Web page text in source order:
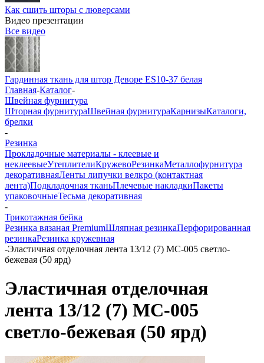
Как сшить шторы с люверсами
Видео презентации
Все видео
Гардинная ткань для штор Деворе ES10-37 белая
Главная-Каталог-
Швейная фурнитура
Шторная фурнитураШвейная фурнитураКарнизыКаталоги,
брелки
-
Резинка
Прокладочные материалы - клеевые и
неклеевыеУтеплителиКружевоРезинкаМеталлофурнитура
декоративнаяЛенты липучки велкро (контактная
лента)Подкладочная тканьПлечевые накладкиПакеты
упаковочныеТесьма декоративная
-
Трикотажная бейка
Резинка вязаная PremiumШляпная резинкаПерфорированная
резинкаРезинка кружевная
-Эластичная отделочная лента 13/12 (7) MC-005 светло-
бежевая (50 ярд)
Эластичная отделочная
лента 13/12 (7) MC-005
светло-бежевая (50 ярд)